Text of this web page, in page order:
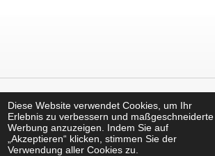
Diese Website verwendet Cookies, um Ihr
Erlebnis zu verbessern und maßgeschneiderte
Werbung anzuzeigen. Indem Sie auf
„Akzeptieren“ klicken, stimmen Sie der
Verwendung aller Cookies zu.
© 2023 Malicom Online Shop - Alles rund ums
+49 15120000717